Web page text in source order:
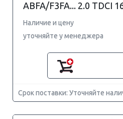
ABFA/F3FA... 2.0 TDCI
Наличие и цену
уточняйте у менеджера
Срок поставки: Уточняйте